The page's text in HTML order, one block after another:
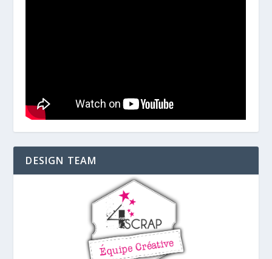
DESIGN TEAM